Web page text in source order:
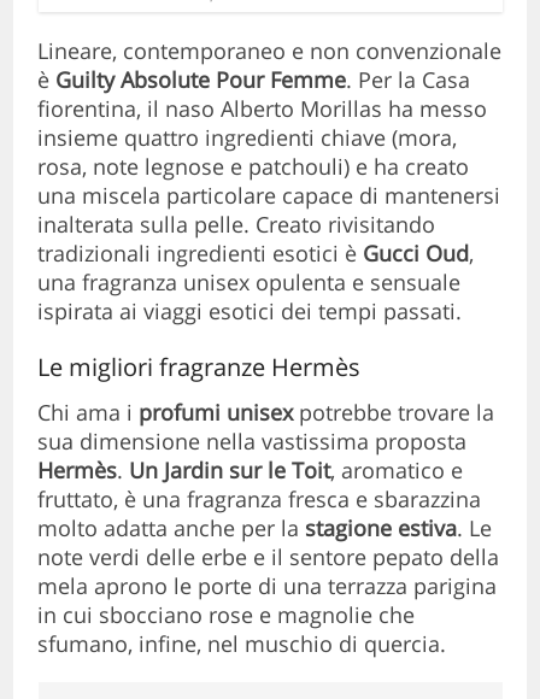
Lineare, contemporaneo e non convenzionale
è Guilty Absolute Pour Femme. Per la Casa
fiorentina, il naso Alberto Morillas ha messo
insieme quattro ingredienti chiave (mora,
rosa, note legnose e patchouli) e ha creato
una miscela particolare capace di mantenersi
inalterata sulla pelle. Creato rivisitando
tradizionali ingredienti esotici è Gucci Oud,
una fragranza unisex opulenta e sensuale
ispirata ai viaggi esotici dei tempi passati.
Le migliori fragranze Hermès
Chi ama i profumi unisexpotrebbe trovare la
sua dimensione nella vastissima proposta
Hermès. Un Jardin sur le Toit, aromatico e
fruttato, è una fragranza fresca e sbarazzina
molto adatta anche per la stagione estiva. Le
note verdi delle erbe e il sentore pepato della
mela aprono le porte di una terrazza parigina
in cui sbocciano rose e magnolie che
sfumano, infine, nel muschio di quercia.